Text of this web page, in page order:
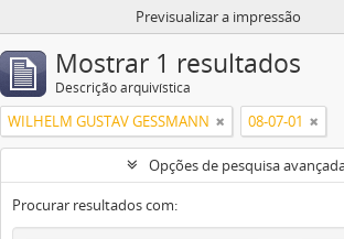
Previsualizar a impressão
Mostrar 1 resultados
Descrição arquivística
WILHELM GUSTAV GESSMANN 08-07-01
Opções de pesquisa
Procurar resultados com: